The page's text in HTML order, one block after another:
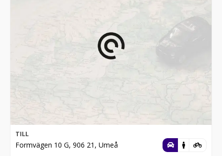
TILL
Formvägen 10 G, 906 21, Umeå